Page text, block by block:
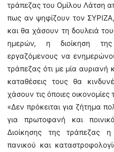
τράπεζας του Oμίλου Λάτση
πως αν ψηφίζουν τον
και θα χάσουν τη δουλειά
ημερών, η διοίκηση
εργαζόμενους να
τράπεζας ότι με μία αυριανή
καταθέσεις τους θα
χάσουν τις όποιες οικονομίες
«Δεν πρόκειται για ζήτημα
για πρωτοφανή και
Διοίκησης της τράπεζας
πανικού και